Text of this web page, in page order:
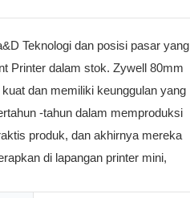
Teknologi dan posisi pasar yang
Printer dalam stok. Zywell 80mm
dan memiliki keunggulan yang
-tahun dalam memproduksi
produk, dan akhirnya mereka
di lapangan printer mini,